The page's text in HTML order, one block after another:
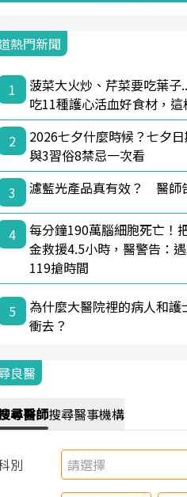
熱門新聞
1
菠菜大火炒、芹菜要吃葉子
吃11種護心活血好食材，
2
2026七夕什麼時候？七夕
與3習俗8禁忌一次看
3
濾藍光產品真有效？ 醫師
4
每分鐘190萬腦細胞死亡！
金救援4.5小時，醫警告：
119搶時間
5
為什麼大醫院裡的病人和護
衝去？
良醫
尋醫師搜尋醫事機構
別 請選擇